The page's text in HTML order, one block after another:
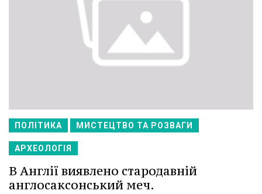
ПОЛІТИКА МИСТЕЦТВО ТА РОЗВАГИ
АРХЕОЛОГІЯ
В Англії виявлено стародавній
англосаксонський меч.